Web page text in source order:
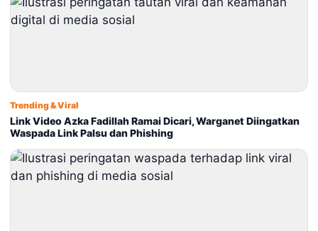
Trending & Viral
Link Video Azka Fadillah Ramai Dicari, Warganet Diingatkan
Waspada Link Palsu dan Phishing